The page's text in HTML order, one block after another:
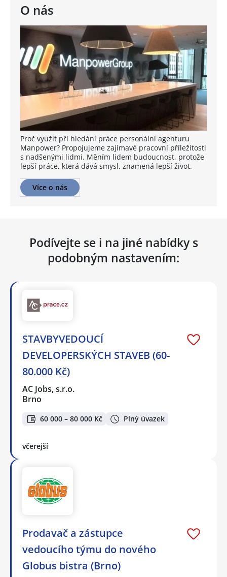
O nás
Proč využít při hledání práce personální agenturu
Manpower? Propojujeme zajímavé pracovní příležitosti
s nadšenými lidmi. Měním lidem budoucnost, protože
lepší práce, která dává smysl, znamená lepší život.
Více o nás
Podívejte se i na jiné nabídky s
podobným nastavením:
STAVBYVEDOUCÍ
DEVELOPERSKÝCH STAVEB (60-
80.000 Kč)
AC Jobs, s.r.o.
Brno
60 000 – 80 000 Kč Plný úvazek
včerejší
Prodavač a zástupce
vedoucího týmu do nového
Globus bistra (Brno)